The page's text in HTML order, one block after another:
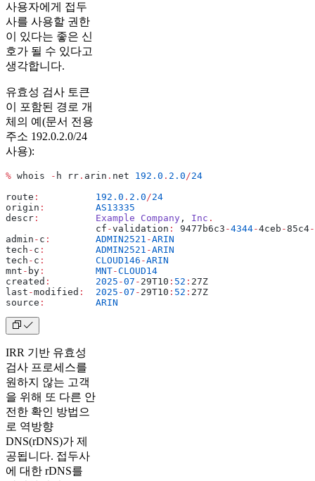
사용자에게 접두
사를 사용할 권한
이 있다는 좋은 신
호가 될 수 있다고
생각합니다.
유효성 검사 토큰
이 포함된 경로 개
체의 예(문서 전용
주소 192.0.2.0/24
사용):
% whois - h rr . arin . net 192.0 . 2.0/24
route :
          192.0
. 2.0/24
origin :
         AS13335
descr :
          Example
Company , Inc .
                cf
-validation : 9477b6c3 -4344-4ceb -85c4-
admin - c :
        ADMIN2521
-ARIN
tech - c :
         ADMIN2521
-ARIN
tech - c :
         CLOUD146
-ARIN
mnt - by :
         MNT
-CLOUD14
created :
        2025
-07 - 29T10 : 52 : 27Z
last -modified :
  2025
-07 - 29T10 : 52 : 27Z
source :
         ARIN
IRR 기반 유효성
검사 프로세스를
원하지 않는 고객
을 위해 또 다른 안
전한 확인 방법으
로 역방향
DNS(rDNS)가 제
공됩니다. 접두사
에 대한 rDNS를